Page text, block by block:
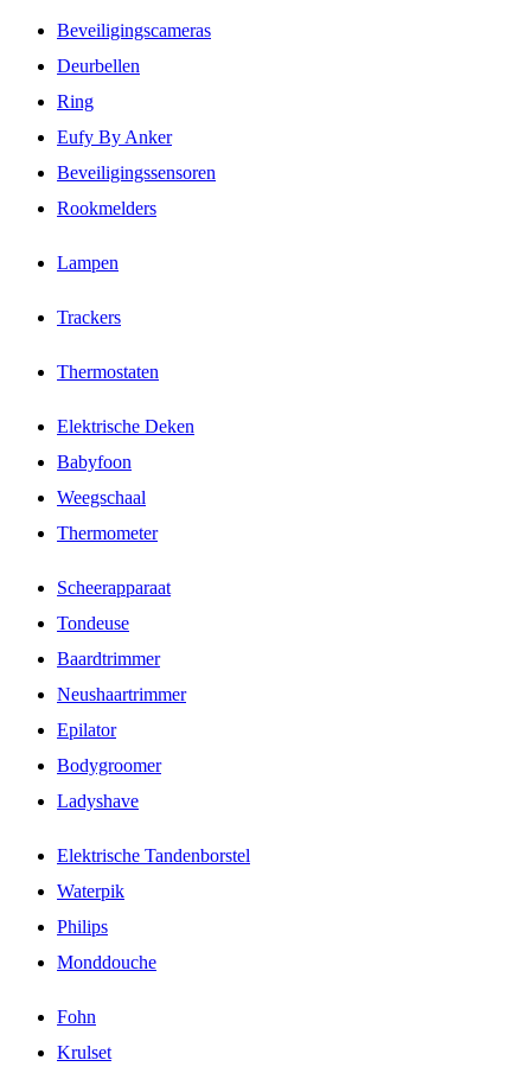
Beveiligingscameras
Deurbellen
Ring
Eufy By Anker
Beveiligingssensoren
Rookmelders
Lampen
Trackers
Thermostaten
Elektrische Deken
Babyfoon
Weegschaal
Thermometer
Scheerapparaat
Tondeuse
Baardtrimmer
Neushaartrimmer
Epilator
Bodygroomer
Ladyshave
Elektrische Tandenborstel
Waterpik
Philips
Monddouche
Fohn
Krulset